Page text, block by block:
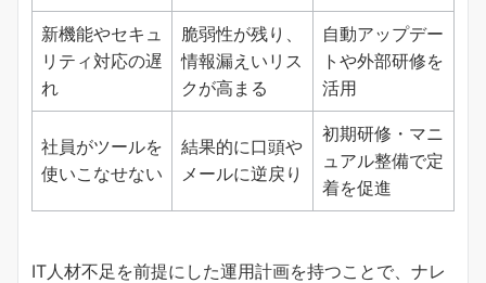
新機能やセキュ
リティ対応の遅
れ
脆弱性が残り、
情報漏えいリス
クが高まる
自動アップデー
トや外部研修を
活用
社員がツールを
使いこなせない
結果的に口頭や
メールに逆戻り
初期研修・マニ
ュアル整備で定
着を促進
IT人材不足を前提にした運用計画を持つことで、ナレ